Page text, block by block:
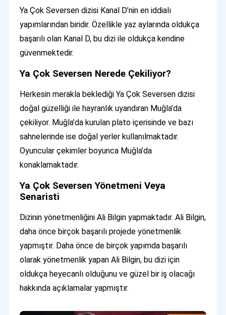
Ya Çok Seversen dizisi Kanal D’nin en iddialı
yapımlarından biridir. Özellikle yaz aylarında oldukça
başarılı olan Kanal D, bu dizi ile oldukça kendine
güvenmektedir.
Ya Çok Seversen Nerede Çekiliyor?
Herkesin merakla beklediği Ya Çok Seversen dizisi
doğal güzelliği ile hayranlık uyandıran Muğla’da
çekiliyor. Muğla’da kurulan plato içerisinde ve bazı
sahnelerinde ise doğal yerler kullanılmaktadır.
Oyuncular çekimler boyunca Muğla’da
konaklamaktadır.
Ya Çok Seversen Yönetmeni Veya
Senaristi
Dizinin yönetmenliğini Ali Bilgin yapmaktadır. Ali Bilgin,
daha önce birçok başarılı projede yönetmenlik
yapmıştır. Daha önce de birçok yapımda başarılı
olarak yönetmenlik yapan Ali Bilgin, bu dizi için
oldukça heyecanlı olduğunu ve güzel bir iş olacağı
hakkında açıklamalar yapmıştır.